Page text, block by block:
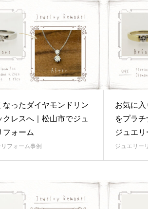
なったダイヤモンドリン
クレスへ｜松山市でジュ
フォーム
フォーム事例
お気に
をプラ
ジュエ
ジュエリー